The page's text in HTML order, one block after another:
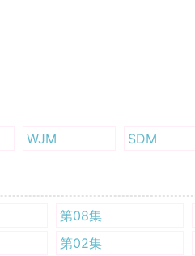
WJM SDM
第08集
第02集